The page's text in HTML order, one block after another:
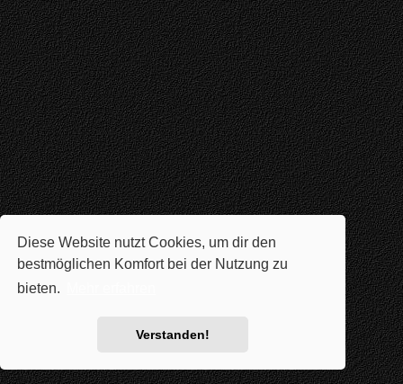
Diese Website nutzt Cookies, um dir den
bestmöglichen Komfort bei der Nutzung zu
bieten.
Verstanden!